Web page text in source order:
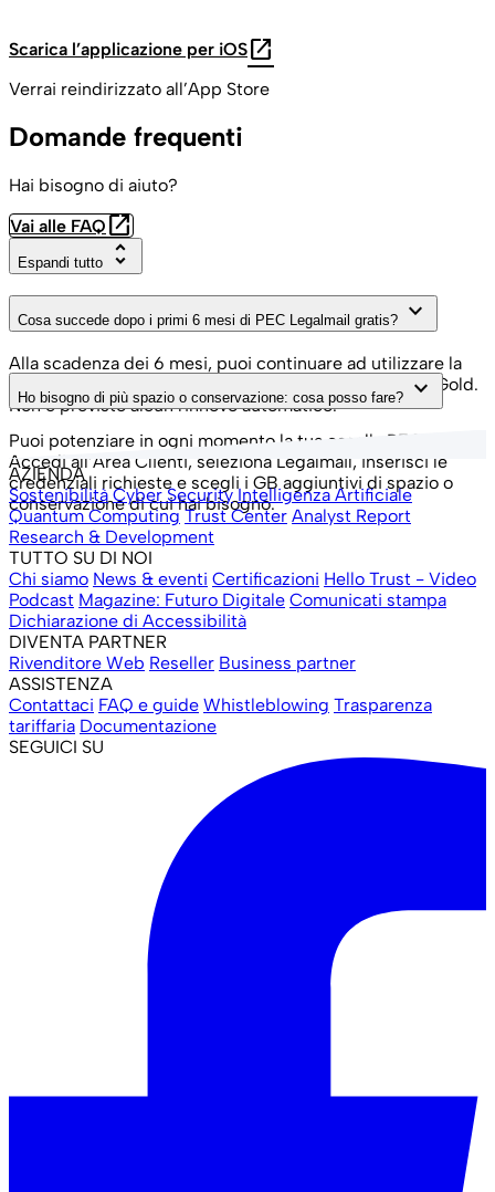
Scarica l’applicazione per iOSopen_in_new
Verrai reindirizzato all’App Store
Domande frequenti
Hai bisogno di aiuto?
Vai alle FAQ open_in_new
Espandi tutto unfold_more
Cosa succede dopo i primi 6 mesi di PEC Legalmail gratis? keyboard_arrow_down
Alla scadenza dei 6 mesi, puoi continuare ad utilizzare la
casella, scegliendo uno dei tre piani: Bronze, Silver o Gold.
Non è previsto alcun rinnovo automatico.
Ho bisogno di più spazio o conservazione: cosa posso fare? keyboard_arrow_down
Puoi potenziare in ogni momento la tua casella PEC.
Accedi all’Area Clienti, seleziona Legalmail, inserisci le
credenziali richieste e scegli i GB aggiuntivi di spazio o
conservazione di cui hai bisogno.
AZIENDA
Sostenibilità Cyber Security Intelligenza Artificiale
Quantum Computing Trust Center Analyst Report
Research & Development
TUTTO SU DI NOI
Chi siamo News & eventi Certificazioni Hello Trust - Video
Podcast Magazine: Futuro Digitale Comunicati stampa
Dichiarazione di Accessibilità
DIVENTA PARTNER
Rivenditore Web Reseller Business partner
ASSISTENZA
Contattaci FAQ e guide Whistleblowing Trasparenza
tariffaria Documentazione
SEGUICI SU